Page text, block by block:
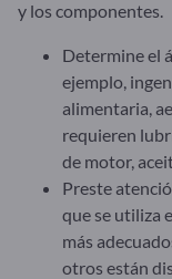
y los componentes.
Determine el
ejemplo,
alimentaria,
requieren
de motor,
Preste
que se utiliza
más
otros están